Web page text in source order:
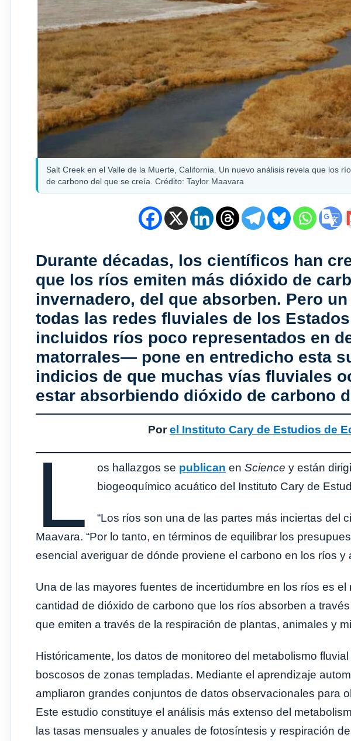
Salt Creek en el Valle de la Muerte, California. Un nuevo análisis revela que los
de carbono del que se creía. Crédito: Taylor Maavara
Durante décadas, los científicos han
que los ríos emiten más dióxido de
invernadero, del que absorben. Pero
todas las redes fluviales de los
incluidos ríos poco representados en
matorrales— pone en entredicho esta
indicios de que muchas vías fluviales
estar absorbiendo dióxido de carbono
Porel Instituto Cary de Estudios de
L os hallazgos se publican en Science y están
biogeoquímico acuático del Instituto Cary de
“Los ríos son una de las partes más inciertas del
Maavara. “Por lo tanto, en términos de equilibrar los
esencial averiguar de dónde proviene el carbono en los ríos y
Una de las mayores fuentes de incertidumbre en los ríos es
cantidad de dióxido de carbono que los ríos absorben a
que emiten a través de la respiración de plantas, animales y
Históricamente, los datos de monitoreo del metabolismo
boscosos de zonas templadas. Mediante el aprendizaje
ampliaron grandes conjuntos de datos observacionales para
Este estudio constituye el análisis más extenso del
las tasas mensuales y anuales de fotosíntesis y respiración